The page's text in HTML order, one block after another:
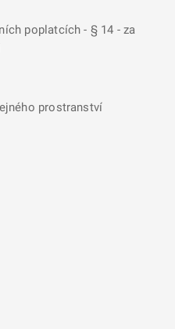
poplatcích - § 14 - za
prostranství